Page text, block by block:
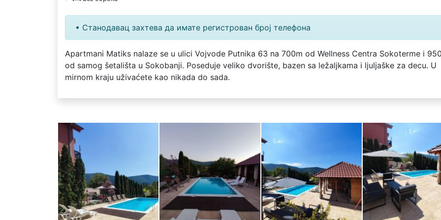
• Станодавац захтева да имате регистрован број телефона
Apartmani Matiks nalaze se u ulici Vojvode Putnika 63 na 700m od Wellness Centra Sokoterme i
od samog šetališta u Sokobanji. Poseduje veliko dvorište, bazen sa ležaljkama i ljuljaške za decu. U
mirnom kraju uživaćete kao nikada do sada.